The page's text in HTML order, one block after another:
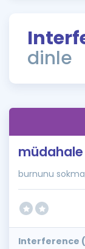
ÖSYM
İngilizce
dinle
müdahale
burnunu
Interference